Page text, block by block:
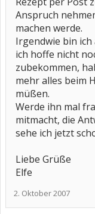
Anspruch
machen werde.
Irgendwie bin ich
ich hoffe nicht
zubekommen,
mehr alles beim
müßen.
Werde ihn mal
mitmacht, die
sehe ich jetzt
Liebe Grüße
Elfe
2. Oktober 2007